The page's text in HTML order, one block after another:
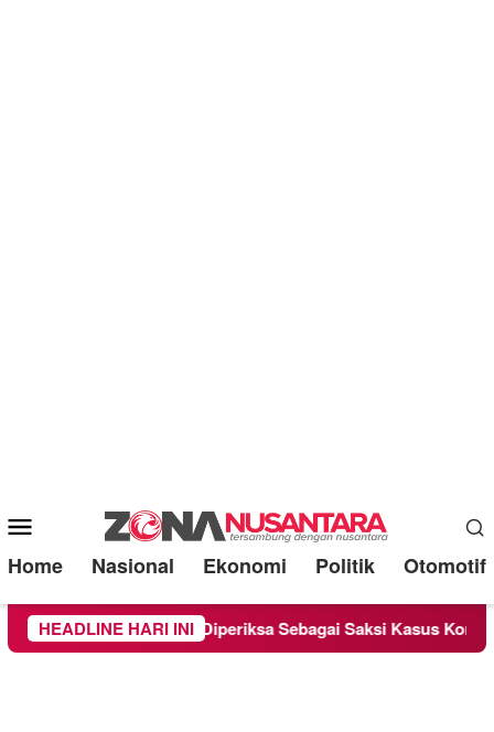
Mobile
Menu
Home Nasional Ekonomi Politik Otomotif
HEADLINE HARI INI
Chandra Diperiksa Sebagai Saksi Kasus Korupsi Bibit